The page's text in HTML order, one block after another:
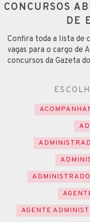
CONCURSOS
DE
Confira toda a lista de
vagas para o cargo de
concursos da Gazeta
AGENTE